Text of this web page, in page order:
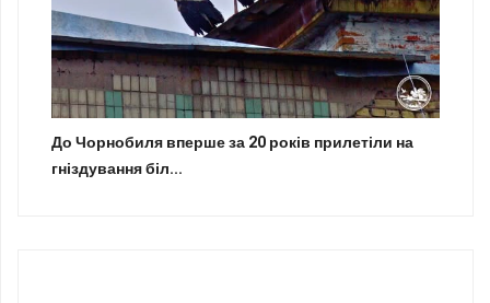
До Чорнобиля вперше за 20 років прилетіли на
гніздування біл...